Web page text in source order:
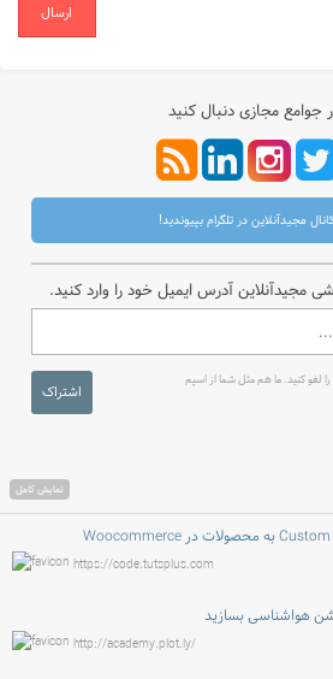
ارسال
جوامع مجازی دنبال کنید
مجیدآنلاین در تلگرام بپیوندید!
مجیدآنلاین آدرس ایمیل خود را وارد کنید.
لغو کنید. ما هم مثل شما از اسپم
اشتراک
نمایش کامل
https://code.tutsplus.com
http://academy.plot.ly/